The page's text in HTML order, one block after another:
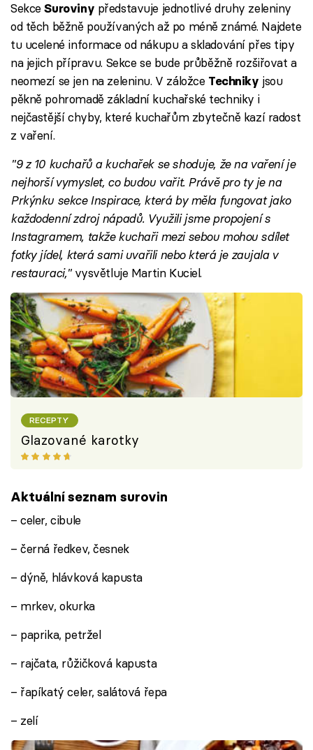
SekceSuroviny představuje jednotlivé druhy zeleniny
od těch běžně používaných až po méně známé. Najdete
tu ucelené informace od nákupu a skladování přes tipy
na jejich přípravu. Sekce se bude průběžně rozšiřovat a
neomezí se jen na zeleninu. V záložce Techniky jsou
pěkně pohromadě základní kuchařské techniky i
nejčastější chyby, které kuchařům zbytečně kazí radost
z vaření.
"9 z 10 kuchařů a kuchařek se shoduje, že na vaření je
nejhorší vymyslet, co budou vařit. Právě pro ty je na
Prkýnku sekce Inspirace, která by měla fungovat jako
každodenní zdroj nápadů. Využili jsme propojení s
Instagramem, takže kuchaři mezi sebou mohou sdílet
fotky jídel, která sami uvařili nebo která je zaujala v
restauraci,"vysvětluje Martin Kuciel.
RECEPTY
Glazované karotky
Aktuální seznam surovin
– celer, cibule
– černá ředkev, česnek
– dýně, hlávková kapusta
– mrkev, okurka
– paprika, petržel
– rajčata, růžičková kapusta
– řapíkatý celer, salátová řepa
– zelí